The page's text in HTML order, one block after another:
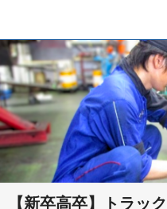
【新卒高卒】トラッ